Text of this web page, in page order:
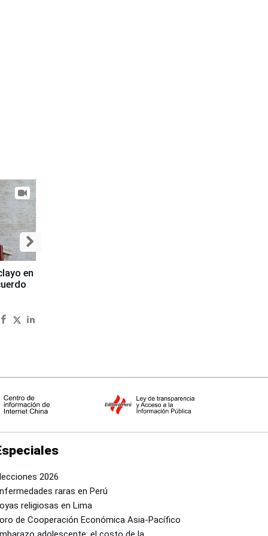
en
2026
raras en Perú
religiosas en Lima
de Cooperación Económica Asia-Pacífico